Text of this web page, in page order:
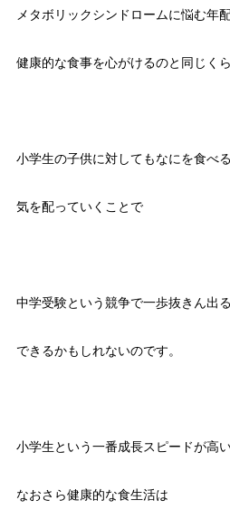
メタボリックシンドロームに悩む年
健康的な食事を心がけるのと同じく
小学生の子供に対してもなにを食べ
気を配っていくことで
中学受験という競争で一歩抜きん出
できるかもしれないのです。
小学生という一番成長スピードが高
なおさら健康的な食生活は